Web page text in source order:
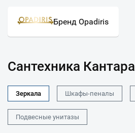
Бренд Opadiris
Сантехника Кантара
Зеркала Шкафы-пеналы
Подвесные унитазы